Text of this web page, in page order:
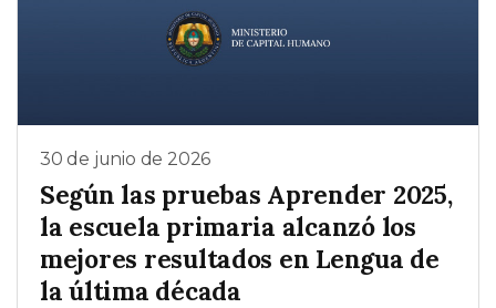
30 de junio de 2026
Según las pruebas Aprender 2025,
la escuela primaria alcanzó los
mejores resultados en Lengua de
la última década